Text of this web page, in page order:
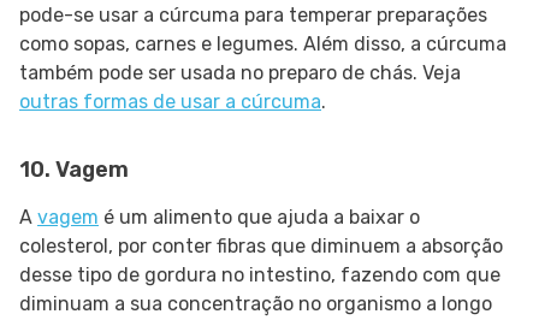
pode-se usar a cúrcuma para temperar preparações
como sopas, carnes e legumes. Além disso, a cúrcuma
também pode ser usada no preparo de chás. Veja
outras formas de usar a cúrcuma.
10. Vagem
A vagem é um alimento que ajuda a baixar o
colesterol, por conter fibras que diminuem a absorção
desse tipo de gordura no intestino, fazendo com que
diminuam a sua concentração no organismo a longo